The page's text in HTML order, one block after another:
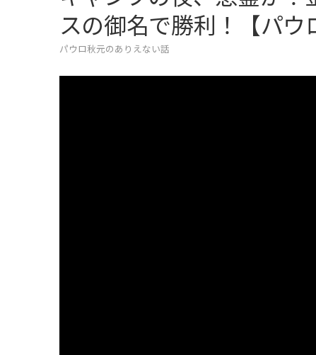
スの御名で勝利！【パウ
パウロ秋元のありえない話